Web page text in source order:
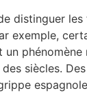
distinguer
exemple,
un phénomène
siècles.